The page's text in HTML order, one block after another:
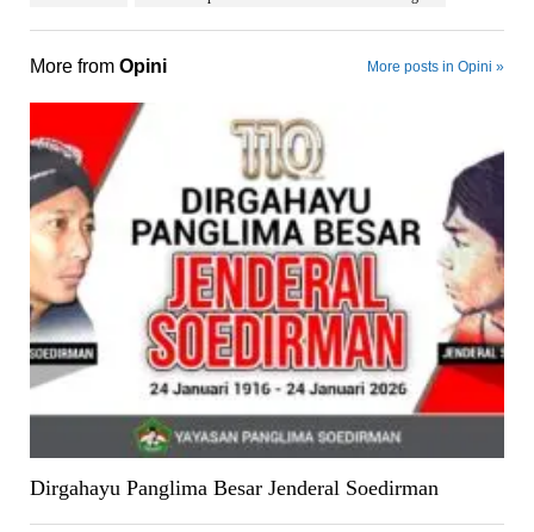
More from Opini More posts in Opini »
Dirgahayu Panglima Besar Jenderal Soedirman